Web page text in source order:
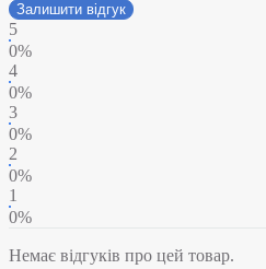
Залишити відгук
5
0%
4
0%
3
0%
2
0%
1
0%
Немає відгуків про цей товар.